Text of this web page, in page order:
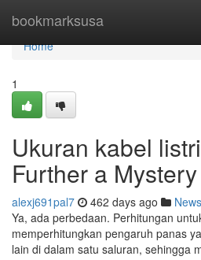
bookmarksusa
Home
Home
1
Ukuran kabel
Further a Mystery
alexj691pal7 462 days ago News
Ya, ada perbedaan. Perhitungan
memperhitungkan pengaruh panas
lain di dalam satu saluran, sehingga